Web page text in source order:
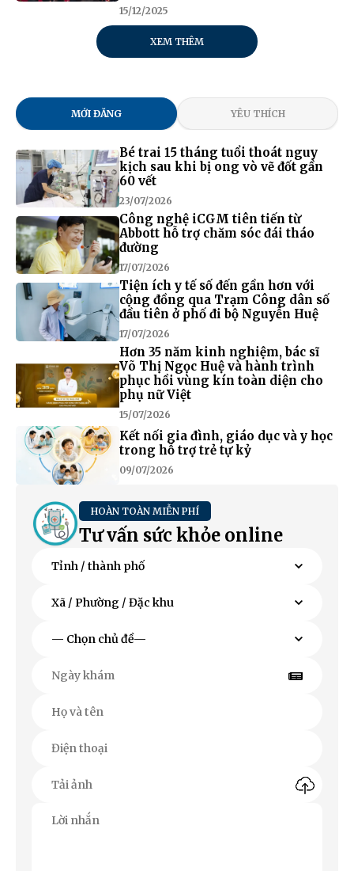
15/12/2025
XEM THÊM
MỚI ĐĂNG YÊU THÍCH
Bé trai 15 tháng tuổi thoát nguy
kịch sau khi bị ong vò vẽ đốt gần
60 vết
23/07/2026
Công nghệ iCGM tiên tiến từ
Abbott hỗ trợ chăm sóc đái tháo
đường
17/07/2026
Tiện ích y tế số đến gần hơn với
cộng đồng qua Trạm Công dân số
đầu tiên ở phố đi bộ Nguyễn Huệ
17/07/2026
Hơn 35 năm kinh nghiệm, bác sĩ
Võ Thị Ngọc Huệ và hành trình
phục hồi vùng kín toàn diện cho
phụ nữ Việt
15/07/2026
Kết nối gia đình, giáo dục và y học
trong hỗ trợ trẻ tự kỷ
09/07/2026
HOÀN TOÀN MIỄN PHÍ
Tư vấn sức khỏe online